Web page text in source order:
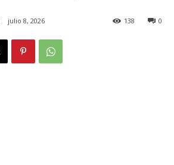
julio 8, 2026 0
138